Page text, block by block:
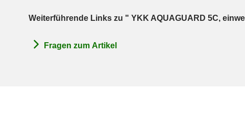
Weiterführende Links zu " YKK AQUAGUARD 5C,
Fragen zum Artikel